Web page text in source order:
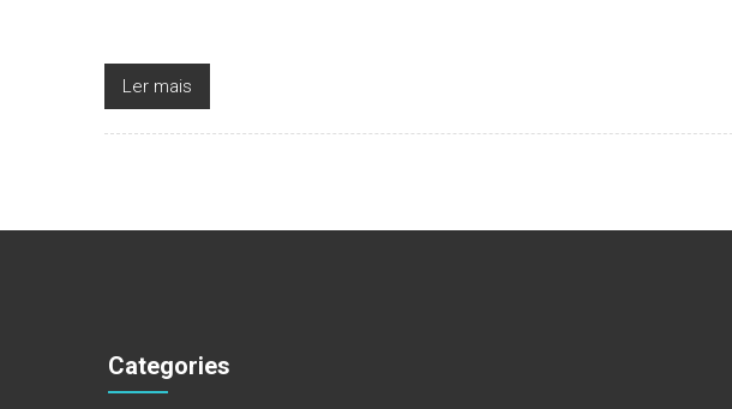
Ler mais
Categories